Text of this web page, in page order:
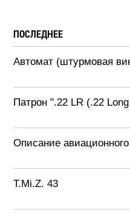
ПОСЛЕДНЕЕ
Автомат (штурмовая
Патрон ".22 LR (.22
Описание
T.Mi.Z. 43